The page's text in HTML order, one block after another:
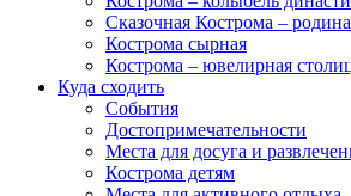
Сказочная Кострома –
Кострома сырная
Кострома – ювелирная
Куда сходить
События
Достопримечательности
Места для досуга и
Кострома детям